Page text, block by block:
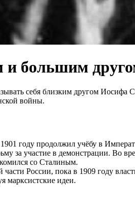
и большим
себя близким другом
войны.
году продолжил учёбу в
за участие в демонстрации. Во
со Сталиным.
России, пока в 1909 году
марксистские идеи.